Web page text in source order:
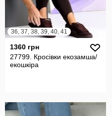
36, 37, 38, 39, 40, 41
1360 грн
27799. Кросівки екозамша/
екошкіра